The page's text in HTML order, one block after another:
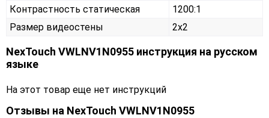
Контрастность статическая
1200:1
Размер видеостены
2x2
NexTouch VWLNV1N0955 инструкция на русском
языке
На этот товар еще нет инструкций
Отзывы на NexTouch VWLNV1N0955